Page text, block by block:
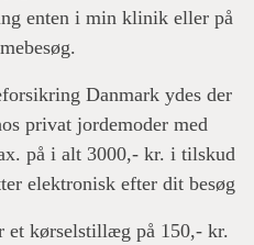
enten i min klinik eller på
Danmark ydes der
privat jordemoder med
på i alt 3000,- kr. i tilskud
elektronisk efter dit besøg
et kørselstillæg på 150,- kr.